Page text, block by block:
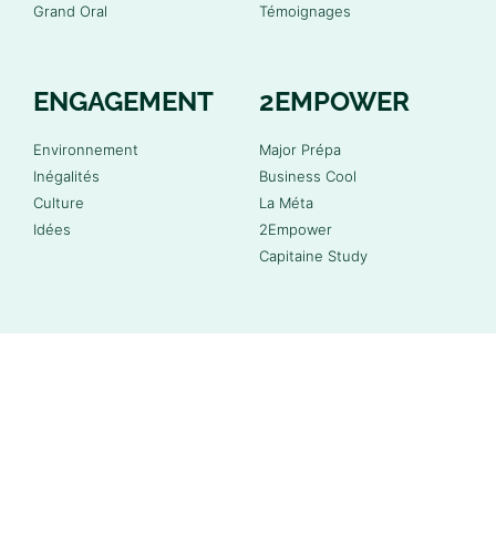
Grand Oral
Témoignages
ENGAGEMENT
Environnement
Inégalités
Culture
Idées
2EMPOWER
Major Prépa
Business Cool
La Méta
2Empower
Capitaine Study